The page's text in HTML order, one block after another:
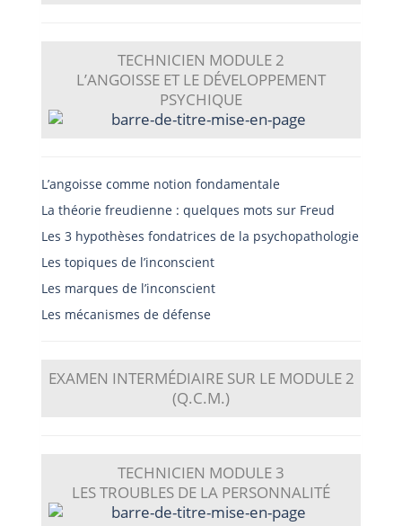
TECHNICIEN MODULE 2
L’ANGOISSE ET LE DÉVELOPPEMENT
PSYCHIQUE
L’angoisse comme notion fondamentale
La théorie freudienne : quelques mots sur Freud
Les 3 hypothèses fondatrices de la psychopathologie
Les topiques de l’inconscient
Les marques de l’inconscient
Les mécanismes de défense
EXAMEN INTERMÉDIAIRE SUR LE MODULE 2
(Q.C.M.)
TECHNICIEN MODULE 3
LES TROUBLES DE LA PERSONNALITÉ